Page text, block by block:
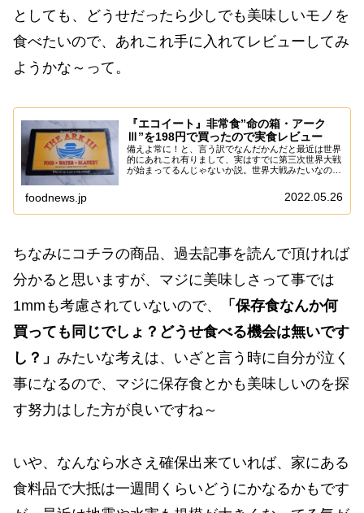
としても、どうせだったら少しでも美味しいモノを
食べたいので、あれこれ手に入れてレビューしてみ
ようかな～って。
『エコイート』非常食”命の箱・アーク
Ⅲ”を198円で買ったので実食レビュー
備えよ常に！と、言う訳でなんだかんだと最近は世界
的にあれこれ有りまして、実はすでに第三次世界大戦
が始まってるんじゃないか説。世界大戦みたいなのっ
徐々に戦火が広がる感じですので、後々の歴史で見
foodnews.jp 2022.05.26
ちなみにコチラの商品、過去記事を読んで頂ければ
分かると思いますが、マジに美味しさって事では
1mmも考慮されていないので、
「保存食なんか何
買っても同じでしょ？どうせ食べる機会は無いです
し？」 みたいな考えは、いざと言う時に自分が泣く
事になるので、マジに保存食とかも美味しいのを探
す努力はした方が良いですね～
いや、なんなら水さえ確保出来ていれば、家にある
食料品で大抵は一週間くらいどうにかなるかもです